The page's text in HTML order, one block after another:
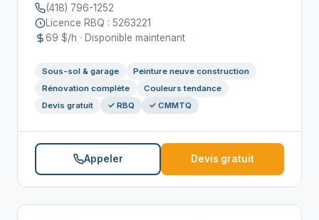
(418) 796-1252
Licence RBQ : 5263221
69 $/h · Disponible maintenant
Sous-sol & garage
Peinture neuve construction
Rénovation complète
Couleurs tendance
Devis gratuit
✓ RBQ ✓ CMMTQ
Appeler Devis gratuit